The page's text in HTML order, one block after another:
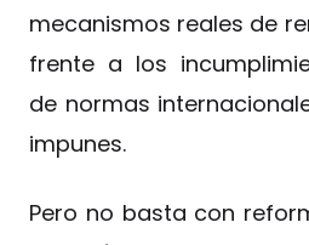
mecanismos reales de
frente a los
de normas
impunes.
Pero no basta con